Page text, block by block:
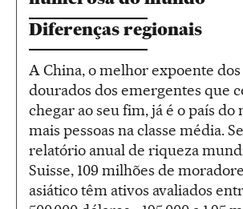
Diferenças regionais
A China, o melhor expoente dos
dourados dos emergentes que
chegar ao seu fim, já é o país
mais pessoas na classe média.
relatório anual de riqueza
Suisse, 109 milhões de
asiático têm ativos avaliados